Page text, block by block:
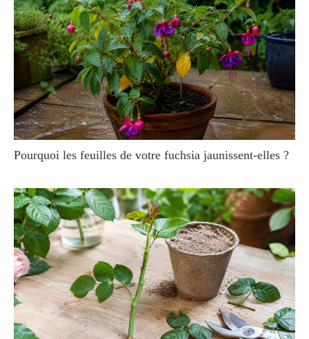
Pourquoi les feuilles de votre fuchsia jaunissent-elles ?